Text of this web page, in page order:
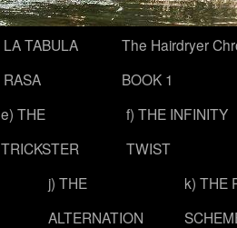
LA TABULA
RASA
The Hairdryer
BOOK 1
e) THE
TRICKSTER
f) THE INFINITY
TWIST
j) THE
ALTERNATION
k) THE